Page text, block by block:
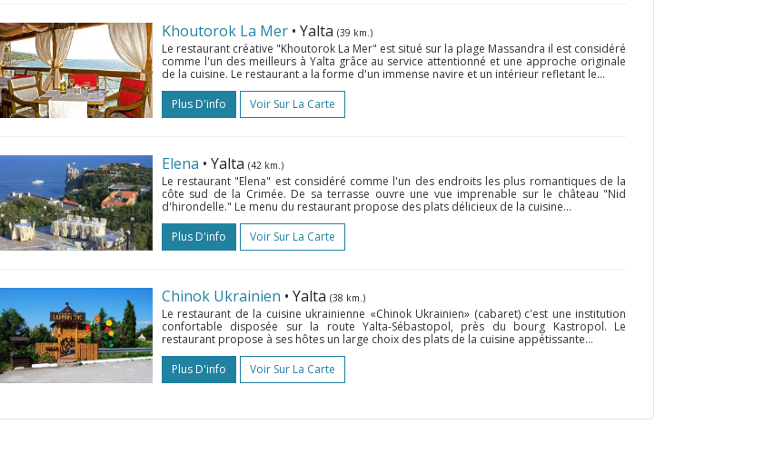
Khoutorok La Mer • Yalta (39 km.)
Le restaurant créative "Khoutorok La Mer" est situé sur la plage Massandra il est considéré
comme l'un des meilleurs à Yalta grâce au service attentionné et une approche originale
de la cuisine. Le restaurant a la forme d'un immense navire et un intérieur refletant le...
Plus D'info
Voir Sur La Carte
Elena • Yalta (42 km.)
Le restaurant "Elena" est considéré comme l'un des endroits les plus romantiques de la
côte sud de la Crimée. De sa terrasse ouvre une vue imprenable sur le château "Nid
d'hirondelle." Le menu du restaurant propose des plats délicieux de la cuisine...
Plus D'info
Voir Sur La Carte
Chinok Ukrainien • Yalta (38 km.)
Le restaurant de la cuisine ukrainienne «Chinok Ukrainien» (cabaret) c'est une institution
confortable disposée sur la route Yalta-Sébastopol, près du bourg Kastropol. Le
restaurant propose à ses hôtes un large choix des plats de la cuisine appétissante...
Plus D'info
Voir Sur La Carte